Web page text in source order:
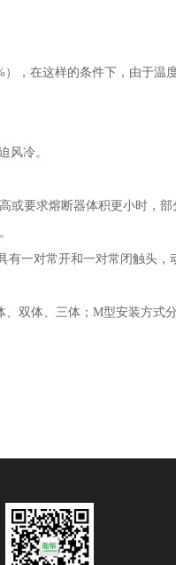
），在这样的条件下，由于温
风冷。
或要求熔断器体积更小时，部
。
有一对常开和一对常闭触头，
双体、三体； M型安装方式